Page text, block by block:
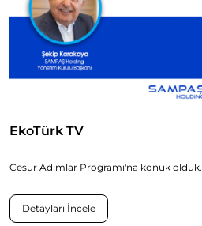
EkoTürk TV
Cesur Adımlar Programı'na konuk olduk.
Detayları İncele